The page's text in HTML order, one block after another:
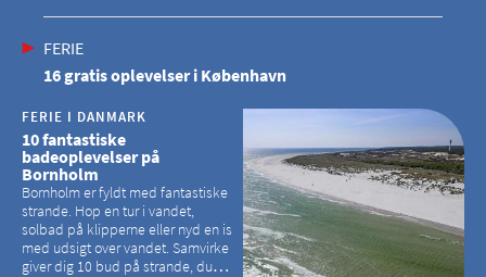
FERIE
16 gratis oplevelser i København
FERIE I DANMARK
10 fantastiske
badeoplevelser på
Bornholm
Bornholm er fyldt med fantastiske
strande. Hop en tur i vandet,
solbad på klipperne eller nyd en is
med udsigt over vandet. Samvirke
giver dig 10 bud på strande, du